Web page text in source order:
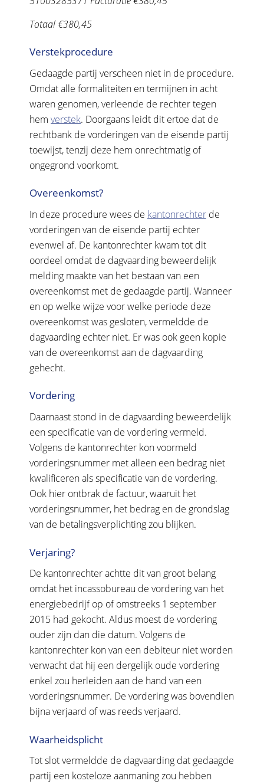
Totaal €380,45
Verstekprocedure
Gedaagde partij verscheen niet in de procedure.
Omdat alle formaliteiten en termijnen in acht
waren genomen, verleende de rechter tegen
hem verstek. Doorgaans leidt dit ertoe dat de
rechtbank de vorderingen van de eisende partij
toewijst, tenzij deze hem onrechtmatig of
ongegrond voorkomt.
Overeenkomst?
In deze procedure wees de kantonrechter de
vorderingen van de eisende partij echter
evenwel af. De kantonrechter kwam tot dit
oordeel omdat de dagvaarding beweerdelijk
melding maakte van het bestaan van een
overeenkomst met de gedaagde partij. Wanneer
en op welke wijze voor welke periode deze
overeenkomst was gesloten, vermeldde de
dagvaarding echter niet. Er was ook geen kopie
van de overeenkomst aan de dagvaarding
gehecht.
Vordering
Daarnaast stond in de dagvaarding beweerdelijk
een specificatie van de vordering vermeld.
Volgens de kantonrechter kon voormeld
vorderingsnummer met alleen een bedrag niet
kwalificeren als specificatie van de vordering.
Ook hier ontbrak de factuur, waaruit het
vorderingsnummer, het bedrag en de grondslag
van de betalingsverplichting zou blijken.
Verjaring?
De kantonrechter achtte dit van groot belang
omdat het incassobureau de vordering van het
energiebedrijf op of omstreeks 1 september
2015 had gekocht. Aldus moest de vordering
ouder zijn dan die datum. Volgens de
kantonrechter kon van een debiteur niet worden
verwacht dat hij een dergelijk oude vordering
enkel zou herleiden aan de hand van een
vorderingsnummer. De vordering was bovendien
bijna verjaard of was reeds verjaard.
Waarheidsplicht
Tot slot vermeldde de dagvaarding dat gedaagde
partij een kosteloze aanmaning zou hebben